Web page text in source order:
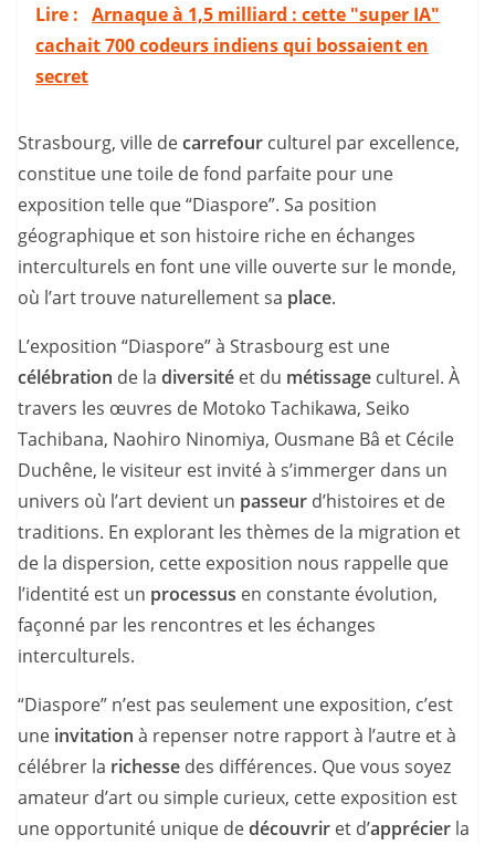
Lire : Arnaque à 1,5 milliard : cette "super IA"
cachait 700 codeurs indiens qui bossaient en
secret
Strasbourg, ville decarrefour culturel par excellence,
constitue une toile de fond parfaite pour une
exposition telle que “Diaspore”. Sa position
géographique et son histoire riche en échanges
interculturels en font une ville ouverte sur le monde,
où l’art trouve naturellement sa place.
L’exposition “Diaspore” à Strasbourg est une
célébration de la diversité et du métissage culturel. À
travers les œuvres de Motoko Tachikawa, Seiko
Tachibana, Naohiro Ninomiya, Ousmane Bâ et Cécile
Duchêne, le visiteur est invité à s’immerger dans un
univers où l’art devient un passeur d’histoires et de
traditions. En explorant les thèmes de la migration et
de la dispersion, cette exposition nous rappelle que
l’identité est un processus en constante évolution,
façonné par les rencontres et les échanges
interculturels.
“Diaspore” n’est pas seulement une exposition, c’est
une invitation à repenser notre rapport à l’autre et à
célébrer la richesse des différences. Que vous soyez
amateur d’art ou simple curieux, cette exposition est
une opportunité unique dedécouvrir et d’apprécier la